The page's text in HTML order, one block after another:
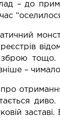
– до
тощо.
– чимало